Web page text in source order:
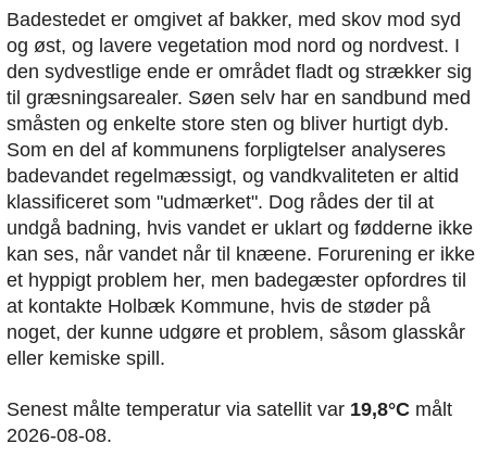
Badestedet er omgivet af bakker, med skov mod syd
og øst, og lavere vegetation mod nord og nordvest. I
den sydvestlige ende er området fladt og strækker sig
til græsningsarealer. Søen selv har en sandbund med
småsten og enkelte store sten og bliver hurtigt dyb.
Som en del af kommunens forpligtelser analyseres
badevandet regelmæssigt, og vandkvaliteten er altid
klassificeret som "udmærket". Dog rådes der til at
undgå badning, hvis vandet er uklart og fødderne ikke
kan ses, når vandet når til knæene. Forurening er ikke
et hyppigt problem her, men badegæster opfordres til
at kontakte Holbæk Kommune, hvis de støder på
noget, der kunne udgøre et problem, såsom glasskår
eller kemiske spill.
Senest målte temperatur via satellit var 19,8°C målt
2026-08-08.